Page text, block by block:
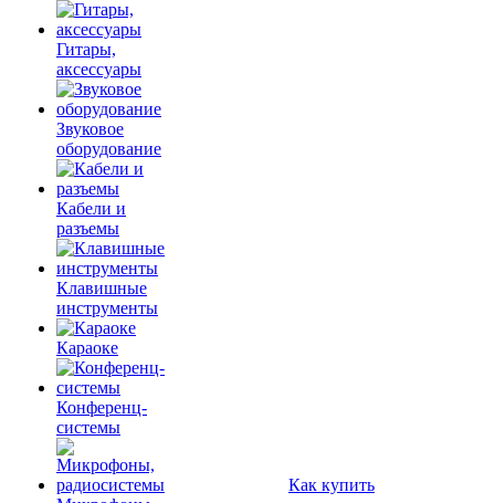
Гитары,
аксессуары
Звуковое
оборудование
Кабели и
разъемы
Клавишные
инструменты
Караоке
Конференц-
системы
Как купить